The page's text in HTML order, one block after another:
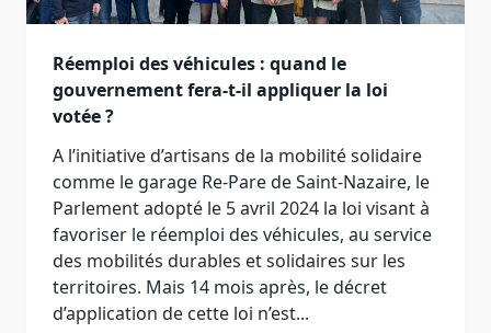
Réemploi des véhicules : quand le
gouvernement fera-t-il appliquer la loi
votée ?
A l’initiative d’artisans de la mobilité solidaire
comme le garage Re-Pare de Saint-Nazaire, le
Parlement adopté le 5 avril 2024 la loi visant à
favoriser le réemploi des véhicules, au service
des mobilités durables et solidaires sur les
territoires. Mais 14 mois après, le décret
d’application de cette loi n’est...